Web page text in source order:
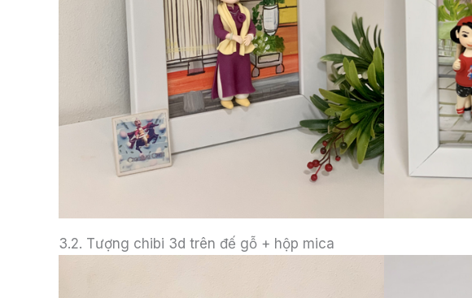
3.2. Tượng chibi 3d trên đế gỗ + hộp mica